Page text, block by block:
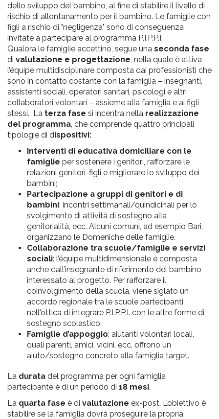
dello sviluppo del bambino, al fine di stabilire il livello di
rischio di allontanamento per il bambino. Le famiglie con
figli a rischio di "negligenza" sono di conseguenza
invitate a partecipare al programma P.I.P.P.I.
Qualora le famiglie accettino, segue una seconda fase
di valutazione e progettazione, nella quale è attiva
l’équipe multidisciplinare composta dai professionisti che
sono in contatto costante con la famiglia – insegnanti,
assistenti sociali, operatori sanitari, psicologi e altri
collaboratori volontari – assieme alla famiglia e ai figli
stessi. La terza fase si incentra nella realizzazione
del programma, che comprende quattro principali
tipologie di dispositivi:
Interventi di educativa domiciliare con le
famiglie per sostenere i genitori, rafforzare le
relazioni genitori-figli e migliorare lo sviluppo dei
bambini;
Partecipazione a gruppi di genitori e di
bambini: incontri settimanali/quindicinali per lo
svolgimento di attività di sostegno alla
genitorialità, ecc. Alcuni comuni, ad esempio Bari,
organizzano le Domeniche delle famiglie.
Collaborazione tra scuole/famiglie e servizi
sociali: l’équipe multidimensionale è composta
anche dall’insegnante di riferimento del bambino
interessato al progetto. Per rafforzare il
coinvolgimento della scuola, viene siglato un
accordo regionale tra le scuole partecipanti
nell'ottica di integrare P.I.P.P.I. con le altre forme di
sostegno scolastico.
Famiglie d’appoggio: aiutanti volontari locali,
quali parenti, amici, vicini, ecc, offrono un
aiuto/sostegno concreto alla famiglia target.
La durata del programma per ogni famiglia
partecipante è di un periodo di 18 mesi.
La quarta fase è di valutazione ex-post. L’obiettivo è
stabilire se la famiglia dovrà proseguire la propria